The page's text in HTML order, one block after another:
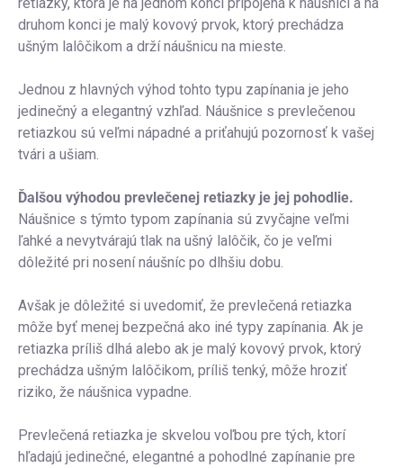
druhom konci je malý kovový prvok, ktorý prechádza
ušným lalôčikom a drží náušnicu na mieste.
Jednou z hlavných výhod tohto typu zapínania je jeho
jedinečný a elegantný vzhľad. Náušnice s prevlečenou
retiazkou sú veľmi nápadné a priťahujú pozornosť k vašej
tvári a ušiam.
Ďalšou výhodou prevlečenej retiazky je jej pohodlie.
Náušnice s týmto typom zapínania sú zvyčajne veľmi
ľahké a nevytvárajú tlak na ušný lalôčik, čo je veľmi
dôležité pri nosení náušníc po dlhšiu dobu.
Avšak je dôležité si uvedomiť, že prevlečená retiazka
môže byť menej bezpečná ako iné typy zapínania. Ak je
retiazka príliš dlhá alebo ak je malý kovový prvok, ktorý
prechádza ušným lalôčikom, príliš tenký, môže hroziť
riziko, že náušnica vypadne.
Prevlečená retiazka je skvelou voľbou pre tých, ktorí
hľadajú jedinečné, elegantné a pohodlné zapínanie pre